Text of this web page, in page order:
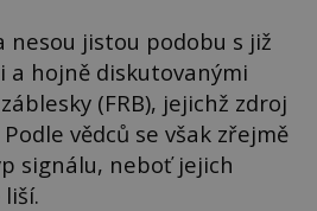
nesou jistou podobu s již
a hojně diskutovanými
(FRB), jejichž zdroj
vědců se však zřejmě
signálu, neboť jejich